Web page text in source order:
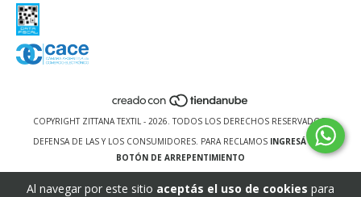
Al navegar por este sitio aceptás el uso de cookies para
COPYRIGHT ZITTANA TEXTIL - 2026. TODOS LOS DERECHOS RESERVADOS.
DEFENSA DE LAS Y LOS CONSUMIDORES. PARA RECLAMOS INGRESÁ ACÁ.
BOTÓN DE ARREPENTIMIENTO